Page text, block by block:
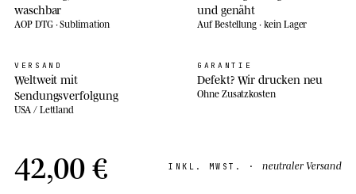
waschbar
AOP DTG · Sublimation
und genäht
Auf Bestellung · kein Lager
VERSAND
Weltweit mit
Sendungsverfolgung
USA / Lettland
GARANTIE
Defekt? Wir drucken neu
Ohne Zusatzkosten
42,00 € INKL. MWST. · neutraler Versand